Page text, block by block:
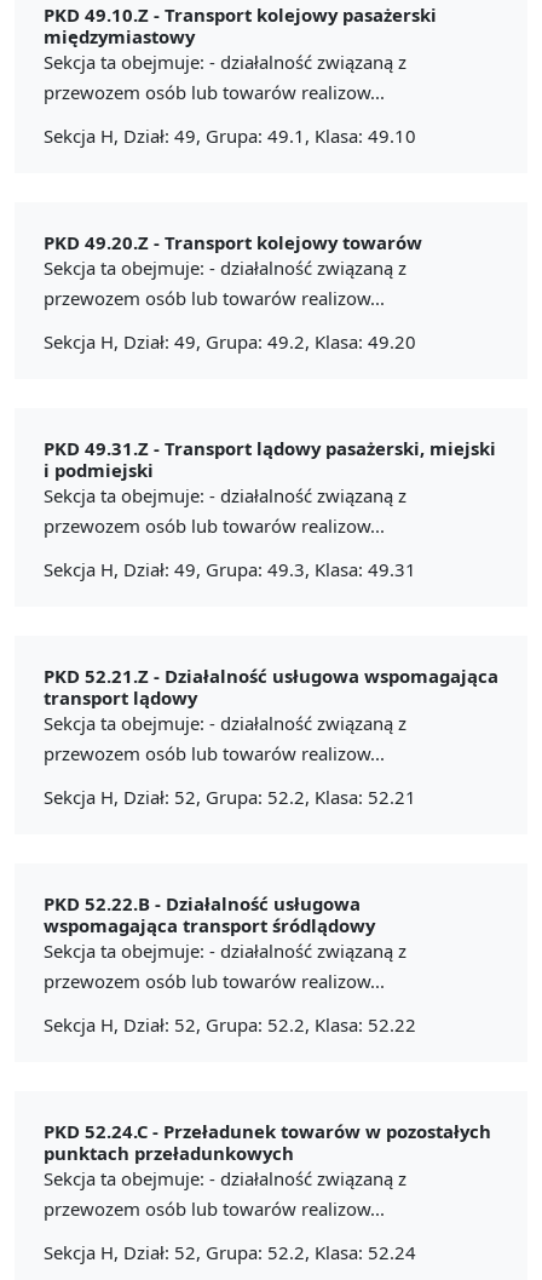
PKD 49.10.Z - Transport kolejowy pasażerski
międzymiastowy
Sekcja ta obejmuje: - działalność związaną z
przewozem osób lub towarów realizow...
Sekcja H, Dział: 49, Grupa: 49.1, Klasa: 49.10
PKD 49.20.Z - Transport kolejowy towarów
Sekcja ta obejmuje: - działalność związaną z
przewozem osób lub towarów realizow...
Sekcja H, Dział: 49, Grupa: 49.2, Klasa: 49.20
PKD 49.31.Z - Transport lądowy pasażerski, miejski
i podmiejski
Sekcja ta obejmuje: - działalność związaną z
przewozem osób lub towarów realizow...
Sekcja H, Dział: 49, Grupa: 49.3, Klasa: 49.31
PKD 52.21.Z - Działalność usługowa wspomagająca
transport lądowy
Sekcja ta obejmuje: - działalność związaną z
przewozem osób lub towarów realizow...
Sekcja H, Dział: 52, Grupa: 52.2, Klasa: 52.21
PKD 52.22.B - Działalność usługowa
wspomagająca transport śródlądowy
Sekcja ta obejmuje: - działalność związaną z
przewozem osób lub towarów realizow...
Sekcja H, Dział: 52, Grupa: 52.2, Klasa: 52.22
PKD 52.24.C - Przeładunek towarów w pozostałych
punktach przeładunkowych
Sekcja ta obejmuje: - działalność związaną z
przewozem osób lub towarów realizow...
Sekcja H, Dział: 52, Grupa: 52.2, Klasa: 52.24